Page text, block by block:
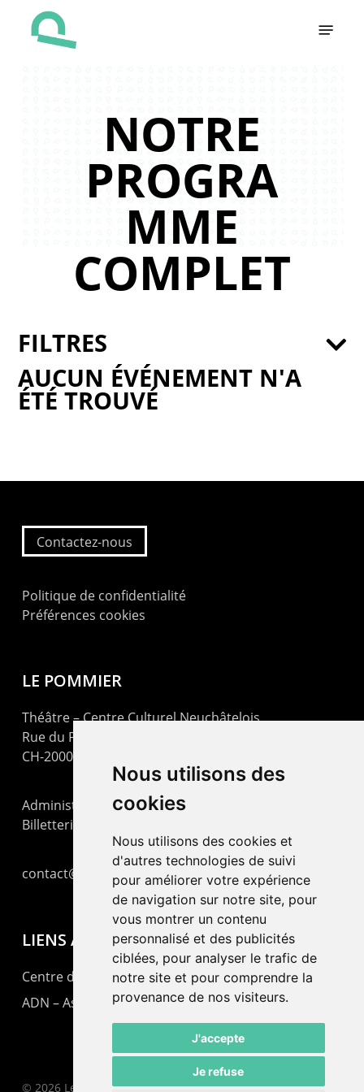
Nous utilisons des
cookies
Nous utilisons des cookies et
d'autres technologies de suivi
pour améliorer votre expérience
de navigation sur notre site, pour
vous montrer un contenu
personnalisé et des publicités
ciblées, pour analyser le trafic de
notre site et pour comprendre la
provenance de nos visiteurs.
J'accepte
Je refuse
NOTRE
PROGRA
MME
COMPLET
AUCUN ÉVÉNEMENT N'A
ÉTÉ TROUVÉ
FILTRES
Contactez-nous
Politique de confidentialité
Préférences cookies
LE POMMIER
Théâtre – Centre Culturel Neuchâtelois
Rue du Pommier 9
CH-2000 Neuchâtel
Administration : +41 32 725 03 03
Billetterie : +41 32 725 05 05
contact@lepommier.ch
LIENS AMIS
Centre de culture ABC
ADN – Association Danse Neuchâtel
© 2026 Le Pommier.